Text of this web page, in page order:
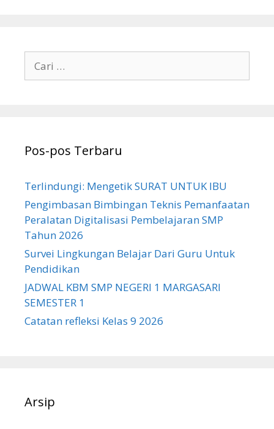
untuk:
Pos-pos Terbaru
Terlindungi: Mengetik SURAT UNTUK IBU
Pengimbasan Bimbingan Teknis Pemanfaatan
Peralatan Digitalisasi Pembelajaran SMP
Tahun 2026
Survei Lingkungan Belajar Dari Guru Untuk
Pendidikan
JADWAL KBM SMP NEGERI 1 MARGASARI
SEMESTER 1
Catatan refleksi Kelas 9 2026
Arsip